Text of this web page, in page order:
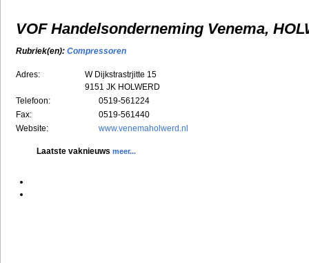
VOF Handelsonderneming Venema,
Rubriek(en): Compressoren
Adres:
W Dijkstrastrjitte 15
9151 JK HOLWERD
Telefoon:
0519-561224
Fax:
0519-561440
Website:
www.venemaholwerd.nl
Laatste vaknieuws meer...